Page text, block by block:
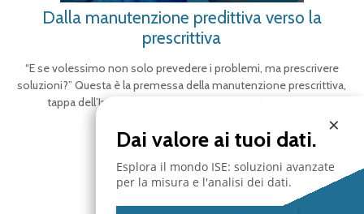
Dalla manutenzione predittiva verso la
prescrittiva
“E se volessimo non solo prevedere i problemi, ma prescrivere
soluzioni?” Questa è la premessa della manutenzione prescrittiva,
tappa dell’Industry 4.0, che prevede modelli di tipo
×
Dai valore ai tuoi dati.
Esplora il mondo ISE: soluzioni avanzate
per la misura e l'analisi dei dati.